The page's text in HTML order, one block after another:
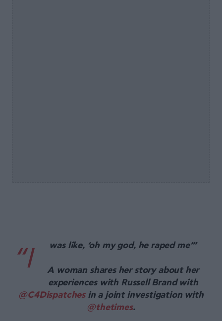
“I was like, ‘oh my god, he raped me’”
A woman shares her story about her
experiences with Russell Brand with
@C4Dispatchesin a joint investigation with
@thetimes.